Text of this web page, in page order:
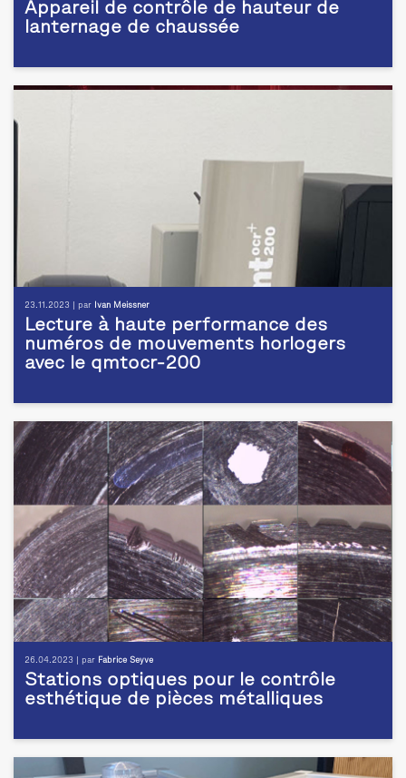
Appareil de contrôle de hauteur de
lanternage de chaussée
23.11.2023 | par Ivan Meissner
Lecture à haute performance des
numéros de mouvements horlogers
avec le qmtocr-200
26.04.2023 | par Fabrice Seyve
Stations optiques pour le contrôle
esthétique de pièces métalliques